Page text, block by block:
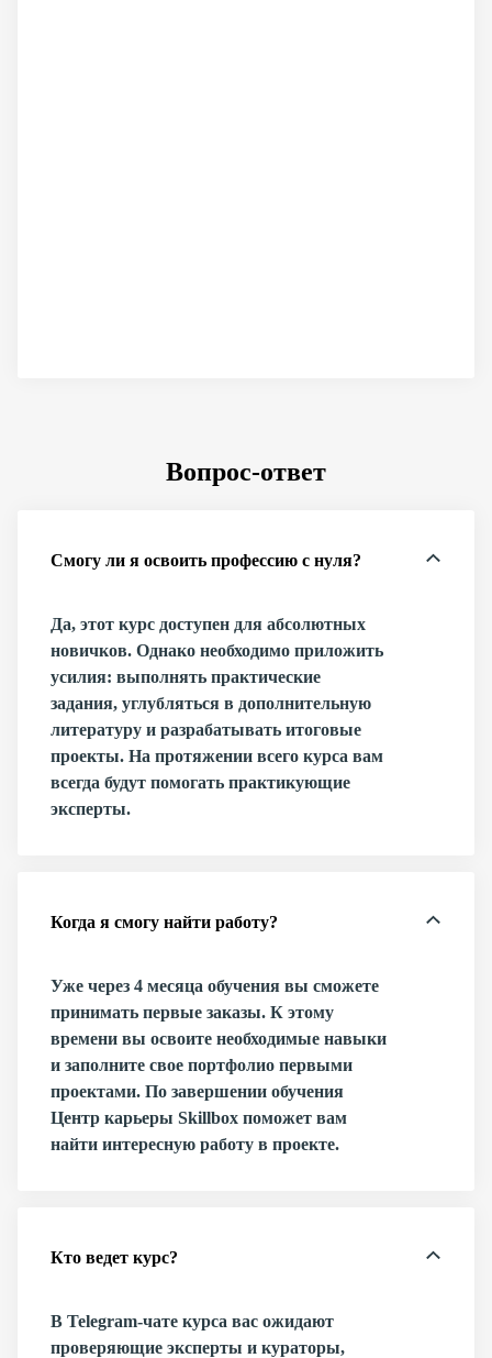
Вопрос-ответ
Смогу ли я освоить профессию с нуля?
Да, этот курс доступен для абсолютных
новичков. Однако необходимо приложить
усилия: выполнять практические
задания, углубляться в дополнительную
литературу и разрабатывать итоговые
проекты. На протяжении всего курса вам
всегда будут помогать практикующие
эксперты.
Когда я смогу найти работу?
Уже через 4 месяца обучения вы сможете
принимать первые заказы. К этому
времени вы освоите необходимые навыки
и заполните свое портфолио первыми
проектами. По завершении обучения
Центр карьеры Skillbox поможет вам
найти интересную работу в проекте.
Кто ведет курс?
В Telegram-чате курса вас ожидают
проверяющие эксперты и кураторы,